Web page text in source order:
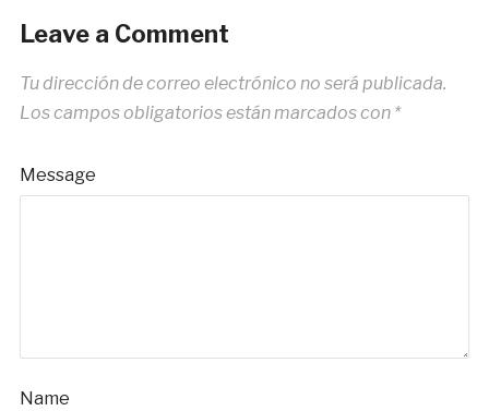
Leave a Comment
Tu dirección de correo electrónico no será publicada.
Los campos obligatorios están marcados con *
Message
Name